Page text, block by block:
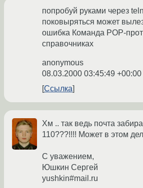
попробуй руками через
поковыряться может
ошибка Команда POP-
справочниках
anonymous
08.03.2000 03:45:49 +00:00
Ссылка
Хм .. так ведь почта
110???!!!! Может в этом
С уважением,
Юшкин Сергей
yushkin#mail.ru